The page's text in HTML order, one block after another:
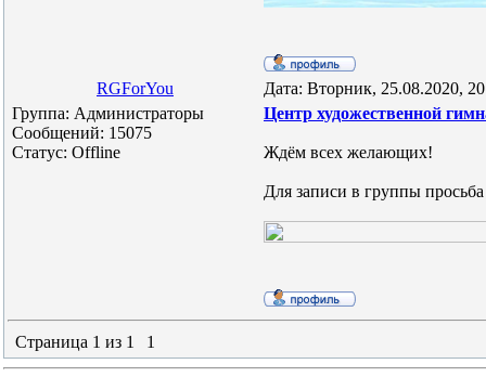
RGForYou
Дата: Вторник, 25.08.2020,
Группа: Администраторы
Сообщений: 15075
Статус: Offline
Центр художественной
Ждём всех желающих!
Для записи в группы
Страница 1 из 1 1